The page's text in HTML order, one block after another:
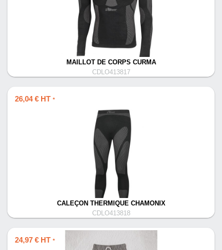
MAILLOT DE CORPS CURMA
CDLO413817
26,04 € HT *
CALEÇON THERMIQUE CHAMONIX
CDLO413818
24,97 € HT *